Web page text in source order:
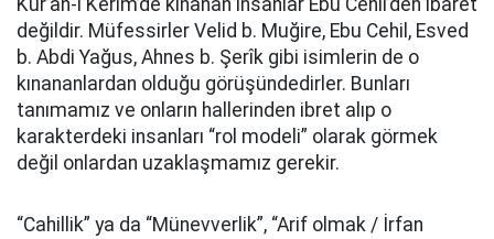
Kur’an-ı Kerim’de kınanan insanlar Ebu Cehil’den ibaret
değildir. Müfessirler Velid b. Muğire, Ebu Cehil, Esved
b. Abdi Yağus, Ahnes b. Şerîk gibi isimlerin de o
kınananlardan olduğu görüşündedirler. Bunları
tanımamız ve onların hallerinden ibret alıp o
karakterdeki insanları “rol modeli” olarak görmek
değil onlardan uzaklaşmamız gerekir.
“Cahillik” ya da “Münevverlik”, “Arif olmak / İrfan